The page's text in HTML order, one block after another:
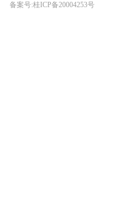
备案号:桂ICP备20004253号